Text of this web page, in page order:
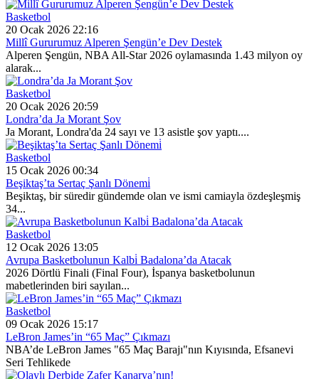
Basketbol
20 Ocak 2026 22:16
Millî Gururumuz Alperen Şengün’e Dev Destek
Alperen Şengün, NBA All-Star 2026 oylamasında 1.43 milyon oy
alarak...
Basketbol
20 Ocak 2026 20:59
Londra’da Ja Morant Şov
Ja Morant, Londra'da 24 sayı ve 13 asistle şov yaptı....
Basketbol
15 Ocak 2026 00:34
Beşiktaş’ta Sertaç Şanlı Dönemi̇
Beşiktaş, bir süredir gündemde olan ve ismi camiayla özdeşleşmiş
34...
Basketbol
12 Ocak 2026 13:05
Avrupa Basketbolunun Kalbi̇ Badalona’da Atacak
2026 Dörtlü Finali (Final Four), İspanya basketbolunun
mabetlerinden biri sayılan...
Basketbol
09 Ocak 2026 15:17
LeBron James’in “65 Maç” Çıkmazı
NBA’de LeBron James "65 Maç Barajı"nın Kıyısında, Efsanevi
Seri Tehlikede